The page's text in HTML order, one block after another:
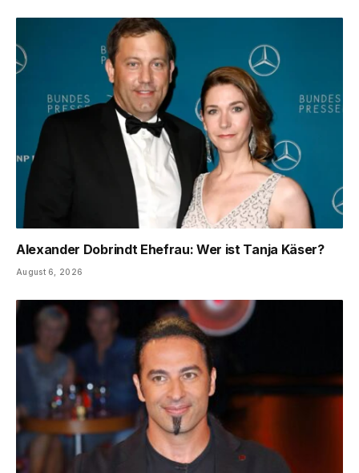
Alexander Dobrindt Ehefrau: Wer ist Tanja Käser?
August 6, 2026